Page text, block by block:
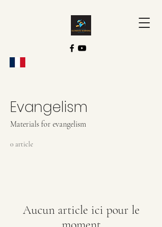
Evangelism
Materials for evangelism
0 article
Aucun article ici pour le